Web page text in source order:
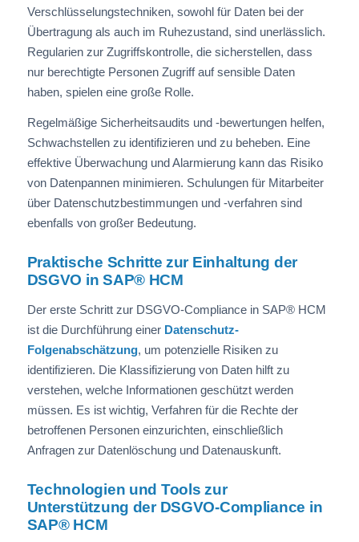
Verschlüsselungstechniken, sowohl für Daten bei der
Übertragung als auch im Ruhezustand, sind unerlässlich.
Regularien zur Zugriffskontrolle, die sicherstellen, dass
nur berechtigte Personen Zugriff auf sensible Daten
haben, spielen eine große Rolle.
Regelmäßige Sicherheitsaudits und -bewertungen helfen,
Schwachstellen zu identifizieren und zu beheben. Eine
effektive Überwachung und Alarmierung kann das Risiko
von Datenpannen minimieren. Schulungen für Mitarbeiter
über Datenschutzbestimmungen und -verfahren sind
ebenfalls von großer Bedeutung.
Praktische Schritte zur Einhaltung der
DSGVO in SAP® HCM
Der erste Schritt zur DSGVO-Compliance in SAP® HCM
ist die Durchführung einer Datenschutz-
Folgenabschätzung, um potenzielle Risiken zu
identifizieren. Die Klassifizierung von Daten hilft zu
verstehen, welche Informationen geschützt werden
müssen. Es ist wichtig, Verfahren für die Rechte der
betroffenen Personen einzurichten, einschließlich
Anfragen zur Datenlöschung und Datenauskunft.
Technologien und Tools zur
Unterstützung der DSGVO-Compliance in
SAP® HCM